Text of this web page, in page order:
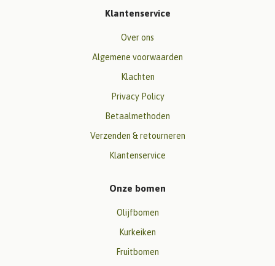
Klantenservice
Over ons
Algemene voorwaarden
Klachten
Privacy Policy
Betaalmethoden
Verzenden & retourneren
Klantenservice
Onze bomen
Olijfbomen
Kurkeiken
Fruitbomen